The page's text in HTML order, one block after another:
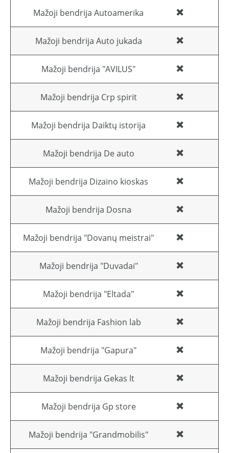
Mažoji bendrija Autoamerika
Mažoji bendrija Auto jukada
Mažoji bendrija "AVILUS"
Mažoji bendrija Crp spirit
Mažoji bendrija Daiktų istorija
Mažoji bendrija De auto
Mažoji bendrija Dizaino kioskas
Mažoji bendrija Dosna
Mažoji bendrija "Dovanų meistrai"
Mažoji bendrija "Duvadai"
Mažoji bendrija "Eltada"
Mažoji bendrija Fashion lab
Mažoji bendrija "Gapura"
Mažoji bendrija Gekas lt
Mažoji bendrija Gp store
Mažoji bendrija "Grandmobilis"